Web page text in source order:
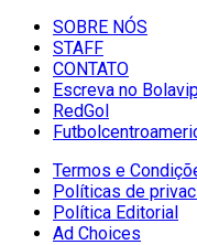
SOBRE NÓS
STAFF
CONTATO
Escreva no
RedGol
Termos e
Políticas de
Política Editorial
Ad Choices